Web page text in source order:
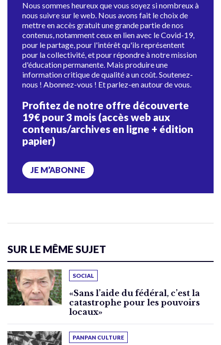
Nous sommes heureux que vous soyez si nombreux à
nous suivre sur le web. Nous avons fait le choix de
mettre en accès gratuit une grande partie de nos
contenus, notamment ceux en lien avec le Covid-19,
pour le partage, pour l'intérêt qu'ils représentent
pour la collectivité, et pour répondre à notre mission
d'éducation permanente. Mais produire une
information critique de qualité a un coût. Soutenez-
nous ! Abonnez-vous ! Et parlez-en autour de vous.
Profitez de notre offre découverte
19€ pour 3 mois (accès web aux
contenus/archives en ligne + édition
papier)
JE M’ABONNE
SUR LE MÊME SUJET
SOCIAL
«Sans l’aide du fédéral, c’est la
catastrophe pour les pouvoirs
locaux»
PANPAN CULTURE